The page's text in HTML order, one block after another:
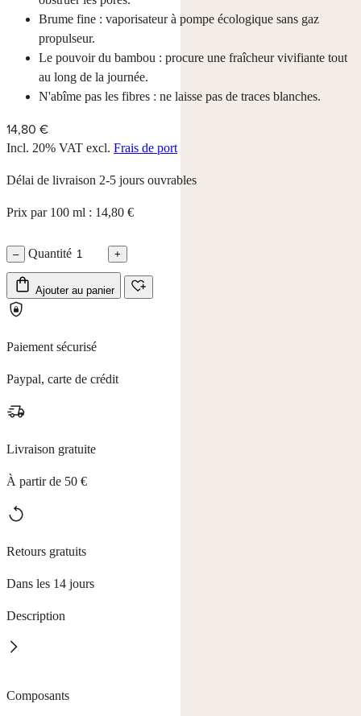
Brume fine : vaporisateur à pompe écologique sans gaz
propulseur.
Le pouvoir du bambou : procure une fraîcheur vivifiante tout
au long de la journée.
N'abîme pas les fibres : ne laisse pas de traces blanches.
14,80 €
Incl. 20% VAT excl. Frais de port
Délai de livraison 2-5 jours ouvrables
Prix par 100 ml : 14,80 €
– Quantité +
Ajouter au panier
Paiement sécurisé
Paypal, carte de crédit
Livraison gratuite
À partir de 50 €
Retours gratuits
Dans les 14 jours
Description
AU BAMBOU en format spray de 100 ml est la solution idéale
Composants